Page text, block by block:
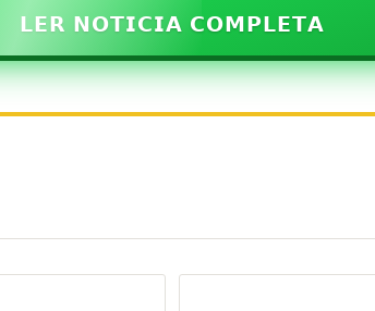
𝗟𝗘𝗥 𝗡𝗢𝗧𝗜𝗖𝗜𝗔 𝗖𝗢𝗠𝗣𝗟𝗘𝗧𝗔